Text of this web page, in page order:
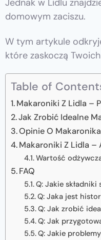
Jednak w Lidlu
domowym zaciszu.
W tym artykule
które zaskoczą
Table of
Makaroniki Z Lidla –
Jak Zrobić Idealne
Opinie O
Makaroniki Z Lidla –
Wartość
FAQ
Q: Jakie
Q: Jaka jest
Q: Jak zrobić
Q: Jak
Q: Jakie